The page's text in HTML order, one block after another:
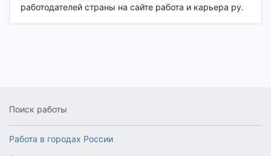
работодателей страны на сайте работа и карьера ру.
Поиск работы
Работа в городах России